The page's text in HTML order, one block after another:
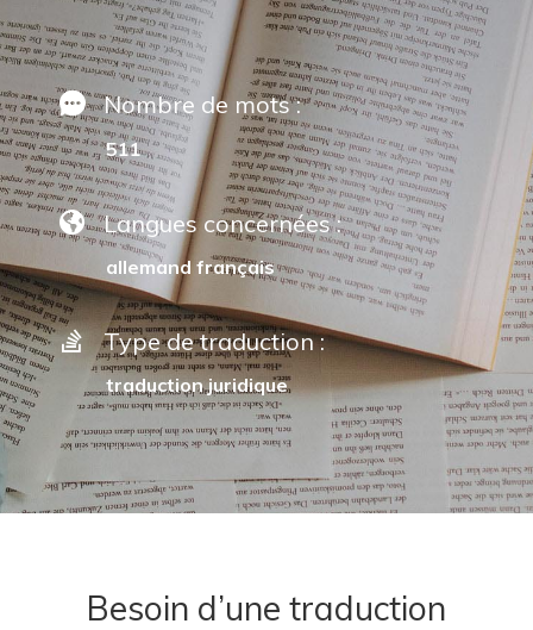
Nombre de mots :
511
Langues concernées :
allemand français
Type de traduction :
traduction juridique
Besoin d’une traduction